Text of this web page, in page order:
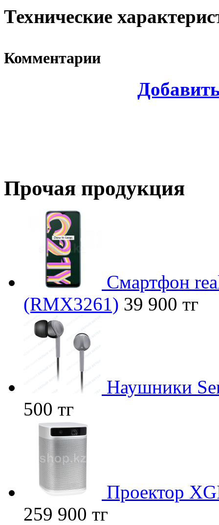
Технические
Комментарии
Прочая продукция
Смартфон
(RMX3261) 39 900 тг
Наушники
500 тг
Проектор
259 900 тг